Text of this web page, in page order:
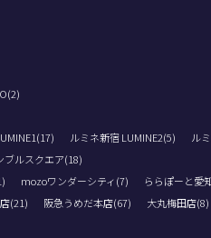
ルミネ新宿 LUMINE2(5) ル
ブルスクエア(18)
mozoワンダーシティ(7)
ららぽーと愛
(21) 阪急うめだ本店(67) 大丸梅田店(8)